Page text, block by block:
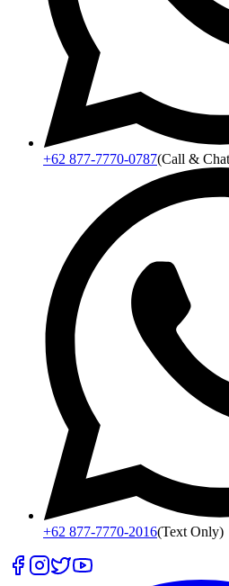
+62 877-7770-0787(Call &
+62 877-7770-2016(Text Only)